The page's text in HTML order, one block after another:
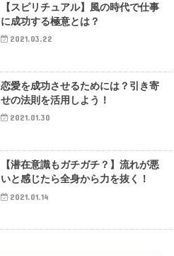
【スピリチュアル】風の時代で仕事
に成功する極意とは？
2021.03.22
恋愛を成功させるためには？引き寄
せの法則を活用しよう！
2021.01.30
【潜在意識もガチガチ？】流れが悪
いと感じたら全身から力を抜く！
2021.01.14